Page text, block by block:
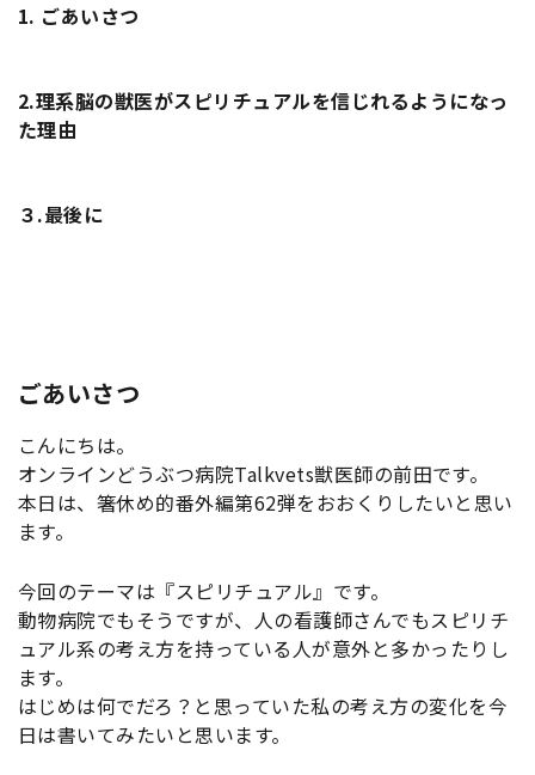
1. ごあいさつ
2.理系脳の獣医がスピリチュアルを信じれるようになっ
た理由
３.最後に
ごあいさつ
こんにちは。
オンラインどうぶつ病院Talkvets獣医師の前田です。
本日は、箸休め的番外編第62弾をおおくりしたいと思い
ます。
今回のテーマは『スピリチュアル』です。
動物病院でもそうですが、人の看護師さんでもスピリチ
ュアル系の考え方を持っている人が意外と多かったりし
ます。
はじめは何でだろ？と思っていた私の考え方の変化を今
日は書いてみたいと思います。